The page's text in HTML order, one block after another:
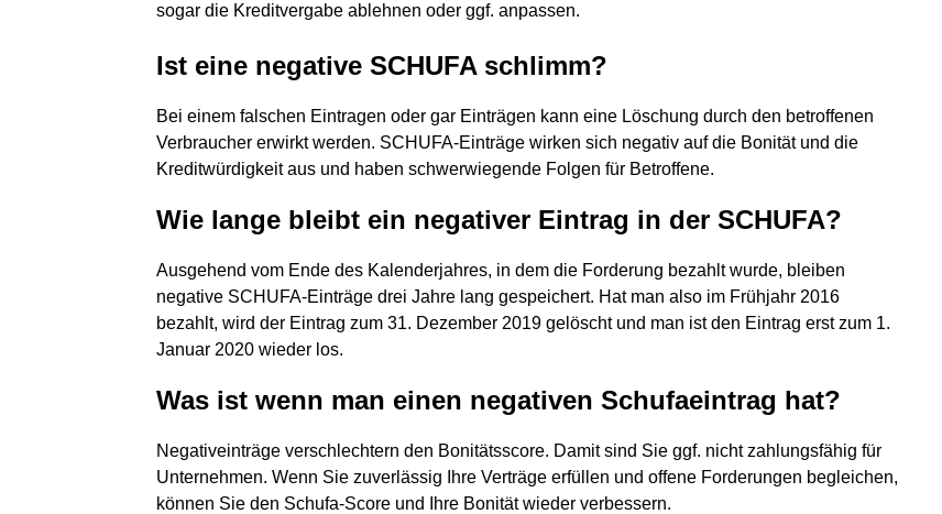
sogar die Kreditvergabe ablehnen oder ggf. anpassen.
Ist eine negative SCHUFA schlimm?
Bei einem falschen Eintragen oder gar Einträgen kann eine Löschung durch den betroffenen
Verbraucher erwirkt werden. SCHUFA-Einträge wirken sich negativ auf die Bonität und die
Kreditwürdigkeit aus und haben schwerwiegende Folgen für Betroffene.
Wie lange bleibt ein negativer Eintrag in der SCHUFA?
Ausgehend vom Ende des Kalenderjahres, in dem die Forderung bezahlt wurde, bleiben
negative SCHUFA-Einträge drei Jahre lang gespeichert. Hat man also im Frühjahr 2016
bezahlt, wird der Eintrag zum 31. Dezember 2019 gelöscht und man ist den Eintrag erst zum 1.
Januar 2020 wieder los.
Was ist wenn man einen negativen Schufaeintrag hat?
Negativeinträge verschlechtern den Bonitätsscore. Damit sind Sie ggf. nicht zahlungsfähig für
Unternehmen. Wenn Sie zuverlässig Ihre Verträge erfüllen und offene Forderungen begleichen,
können Sie den Schufa-Score und Ihre Bonität wieder verbessern.